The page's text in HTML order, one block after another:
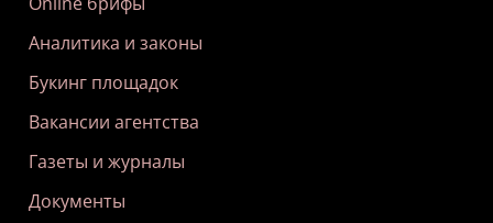
Аналитика и законы
Букинг площадок
Вакансии агентства
Газеты и журналы
Документы